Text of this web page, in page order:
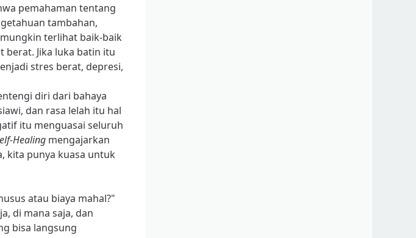
pemahaman tentang
tambahan,
terlihat baik-baik
berat. Jika luka batin itu
stres berat, depresi,
diri dari bahaya
dan rasa lelah itu hal
itu menguasai seluruh
Healing mengajarkan
kita punya kuasa untuk
atau biaya mahal?"
di mana saja, dan
bisa langsung